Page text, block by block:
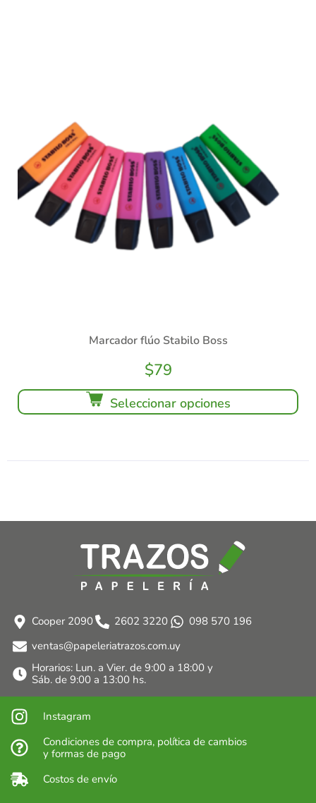
Marcador flúo Stabilo Boss
$79
Seleccionar opciones
Cooper 2090 2602 3220
098 570 196
ventas@papeleriatrazos.com.uy
Horarios: Lun. a Vier. de 9:00 a 18:00 y
Sáb. de 9:00 a 13:00 hs.
Instagram
Condiciones de compra, política de cambios
y formas de pago
Costos de envío